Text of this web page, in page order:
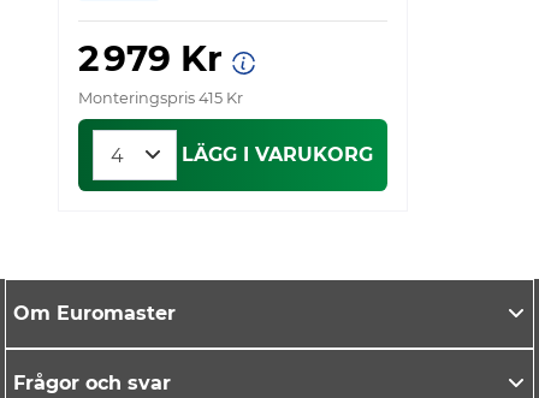
2 979 Kr
Monteringspris 415 Kr
LÄGG I VARUKORG
Om Euromaster
Frågor och svar